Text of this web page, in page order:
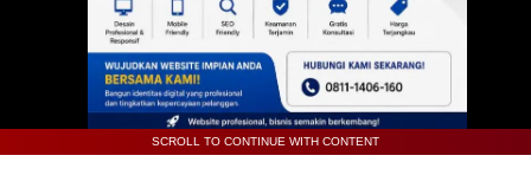
SCROLL TO CONTINUE WITH CONTENT